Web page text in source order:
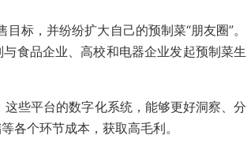
标，并纷纷扩大自己的预制菜“朋友圈”。
食品企业、高校和电器企业发起预制菜生
些平台的数字化系统，能够更好洞察、分
各个环节成本，获取高毛利。